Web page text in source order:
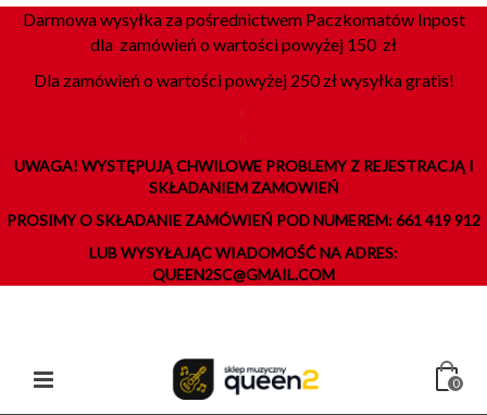
Darmowa wysyłka za pośrednictwem Paczkomatów Inpost
dla zamówień o wartości powyżej 150 zł
Dla zamówień o wartości powyżej 250 zł wysyłka gratis!
UWAGA! WYSTĘPUJĄ CHWILOWE PROBLEMY Z REJESTRACJĄ I
SKŁADANIEM ZAMOWIEŃ
PROSIMY O SKŁADANIE ZAMÓWIEŃ POD NUMEREM: 661 419 912
LUB WYSYŁAJĄC WIADOMOŚĆ NA ADRES:
QUEEN2SC@GMAIL.COM
0